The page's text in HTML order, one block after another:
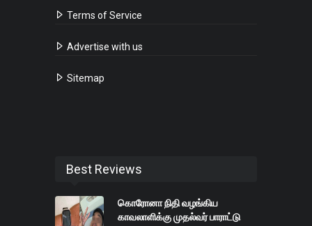
Terms of Service
Advertise with us
Sitemap
Best Reviews
கொரோனா நிதி வழங்கிய
காவலாளிக்கு முதல்வர் பாராட்டு